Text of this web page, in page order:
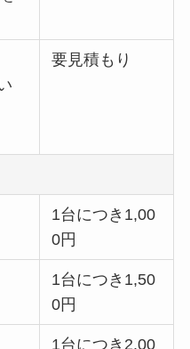
要見積もり
1台につき1,00
0円
1台につき1,50
0円
1台につき2,00